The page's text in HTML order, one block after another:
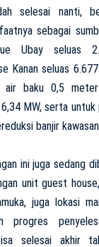
selesai nanti,
sebagai
Ubay seluas
Kanan seluas
air baku 0,5
MW, serta untuk
banjir
ini juga sedang
unit guest
juga lokasi
progres
selesai akhir